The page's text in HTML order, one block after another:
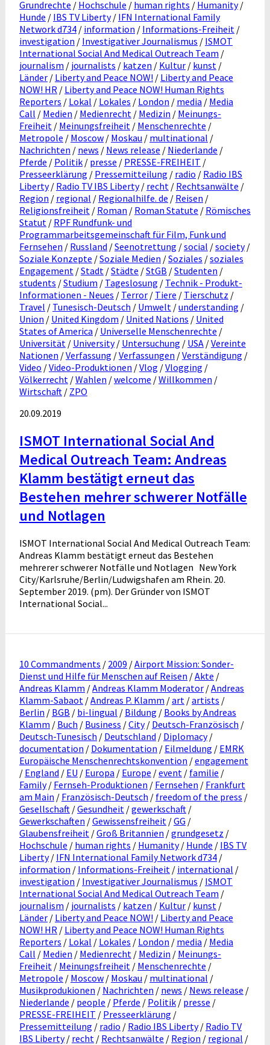
Grundrechte / Hochschule / human rights / Humanity/
Hunde / IBS TV Liberty/ IFN International Family
Network d734 / information / Informations-Freiheit /
investigation / Investigativer Journalismus / ISMOT
International Social And Medical Outreach Team /
journalism / journalists / katzen / Kultur / kunst /
Länder / Liberty and Peace NOW! / Liberty and Peace
NOW! HR / Liberty and Peace NOW! Human Rights
Reporters / Lokal / Lokales / London / media / Media
Call / Medien / Medienrecht / Medizin / Meinungs-
Freiheit / Meinungsfreiheit / Menschenrechte /
Metropole / Moscow / Moskau / multinational /
Nachrichten / news / News release / Niederlande /
Pferde / Politik / presse / PRESSE-FREIHEIT /
Presseerklärung / Pressemitteilung / radio / Radio IBS
Liberty/ Radio TV IBS Liberty/ recht / Rechtsanwälte /
Region / regional / Regionalhilfe. de / Reisen /
Religionsfreiheit / Roman / Roman Statute / Römisches
Statut / RPF Rundfunk- und
Programmarbeitsgemeinschaft für Film, Funk und
Fernsehen / Russland /Seenotrettung /social /society/
Soziale Konzepte /Soziale Medien /Soziales /soziales
Engagement /Stadt /Städte /StGB /Studenten /
students /Studium / Tageslosung / Technik - Produkt-
Informationen - Neues / Terror / Tiere / Tierschutz /
Travel / Tunesisch-Deutsch / Umwelt /understanding /
Union / United Kingdom / United Nations / United
States of America / Universelle Menschenrechte /
Universität / University/ Untersuchung / USA /Vereinte
Nationen /Verfassung /Verfassungen /Verständigung /
Video /Video-Produktionen /Vlog /Vlogging /
Völkerrecht /Wahlen /welcome /Willkommen /
Wirtschaft / ZPO
20.09.2019
ISMOT International Social And
Medical Outreach Team: Andreas
Klamm bestätigt erneut das
Bestehen mehrer schwerer Notfälle
und Notlagen
ISMOT International Social And Medical Outreach Team:
Andreas Klamm bestätigt erneut das Bestehen
mehrerer schwerer Notfälle und Notlagen New York
City/Karlsruhe/Berlin/Ludwigshafen am Rhein. 20.
September 2019. (pm). Der Gründer von ISMOT
International Social...
10 Commandments / 2009 /Airport Mission: Sonder-
Dienst und Hilfe für Menschen auf Reisen /Akte /
Andreas Klamm /Andreas Klamm Moderator /Andreas
Klamm-Sabaot /Andreas P. Klamm /art /artists /
Berlin / BGB / bi-lingual / Bildung / Books by Andreas
Klamm / Buch / Business /City/ Deutsch-Französisch /
Deutsch-Tunesisch / Deutschland / Diplomacy/
documentation / Dokumentation / Eilmeldung / EMRK
Europäische Menschenrechtskonvention /engagement
/ England / EU / Europa / Europe /event / familie /
Family/ Fernseh-Produktionen / Fernsehen / Frankfurt
am Main / Französisch-Deutsch / freedom of the press /
Gesellschaft /Gesundheit /gewerkschaft /
Gewerkschaften /Gewissensfreiheit /GG /
Glaubensfreiheit /Groß Britannien /grundgesetz /
Hochschule / human rights / Humanity/ Hunde / IBS TV
Liberty/ IFN International Family Network d734 /
information / Informations-Freiheit / international /
investigation / Investigativer Journalismus / ISMOT
International Social And Medical Outreach Team /
journalism / journalists / katzen / Kultur / kunst /
Länder / Liberty and Peace NOW! / Liberty and Peace
NOW! HR / Liberty and Peace NOW! Human Rights
Reporters / Lokal / Lokales / London / media / Media
Call / Medien / Medienrecht / Medizin / Meinungs-
Freiheit / Meinungsfreiheit / Menschenrechte /
Metropole / Moscow / Moskau / multinational /
Musikprodukionen / Nachrichten / news / News release /
Niederlande / people / Pferde / Politik / presse /
PRESSE-FREIHEIT / Presseerklärung /
Pressemitteilung / radio / Radio IBS Liberty/ Radio TV
IBS Liberty/ recht / Rechtsanwälte / Region / regional /